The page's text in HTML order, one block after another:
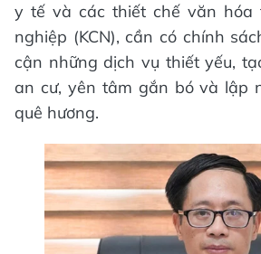
y tế và các thiết chế văn hóa
nghiệp (KCN), cần có chính
cận những dịch vụ thiết yếu,
an cư, yên tâm gắn bó và lập
quê hương.